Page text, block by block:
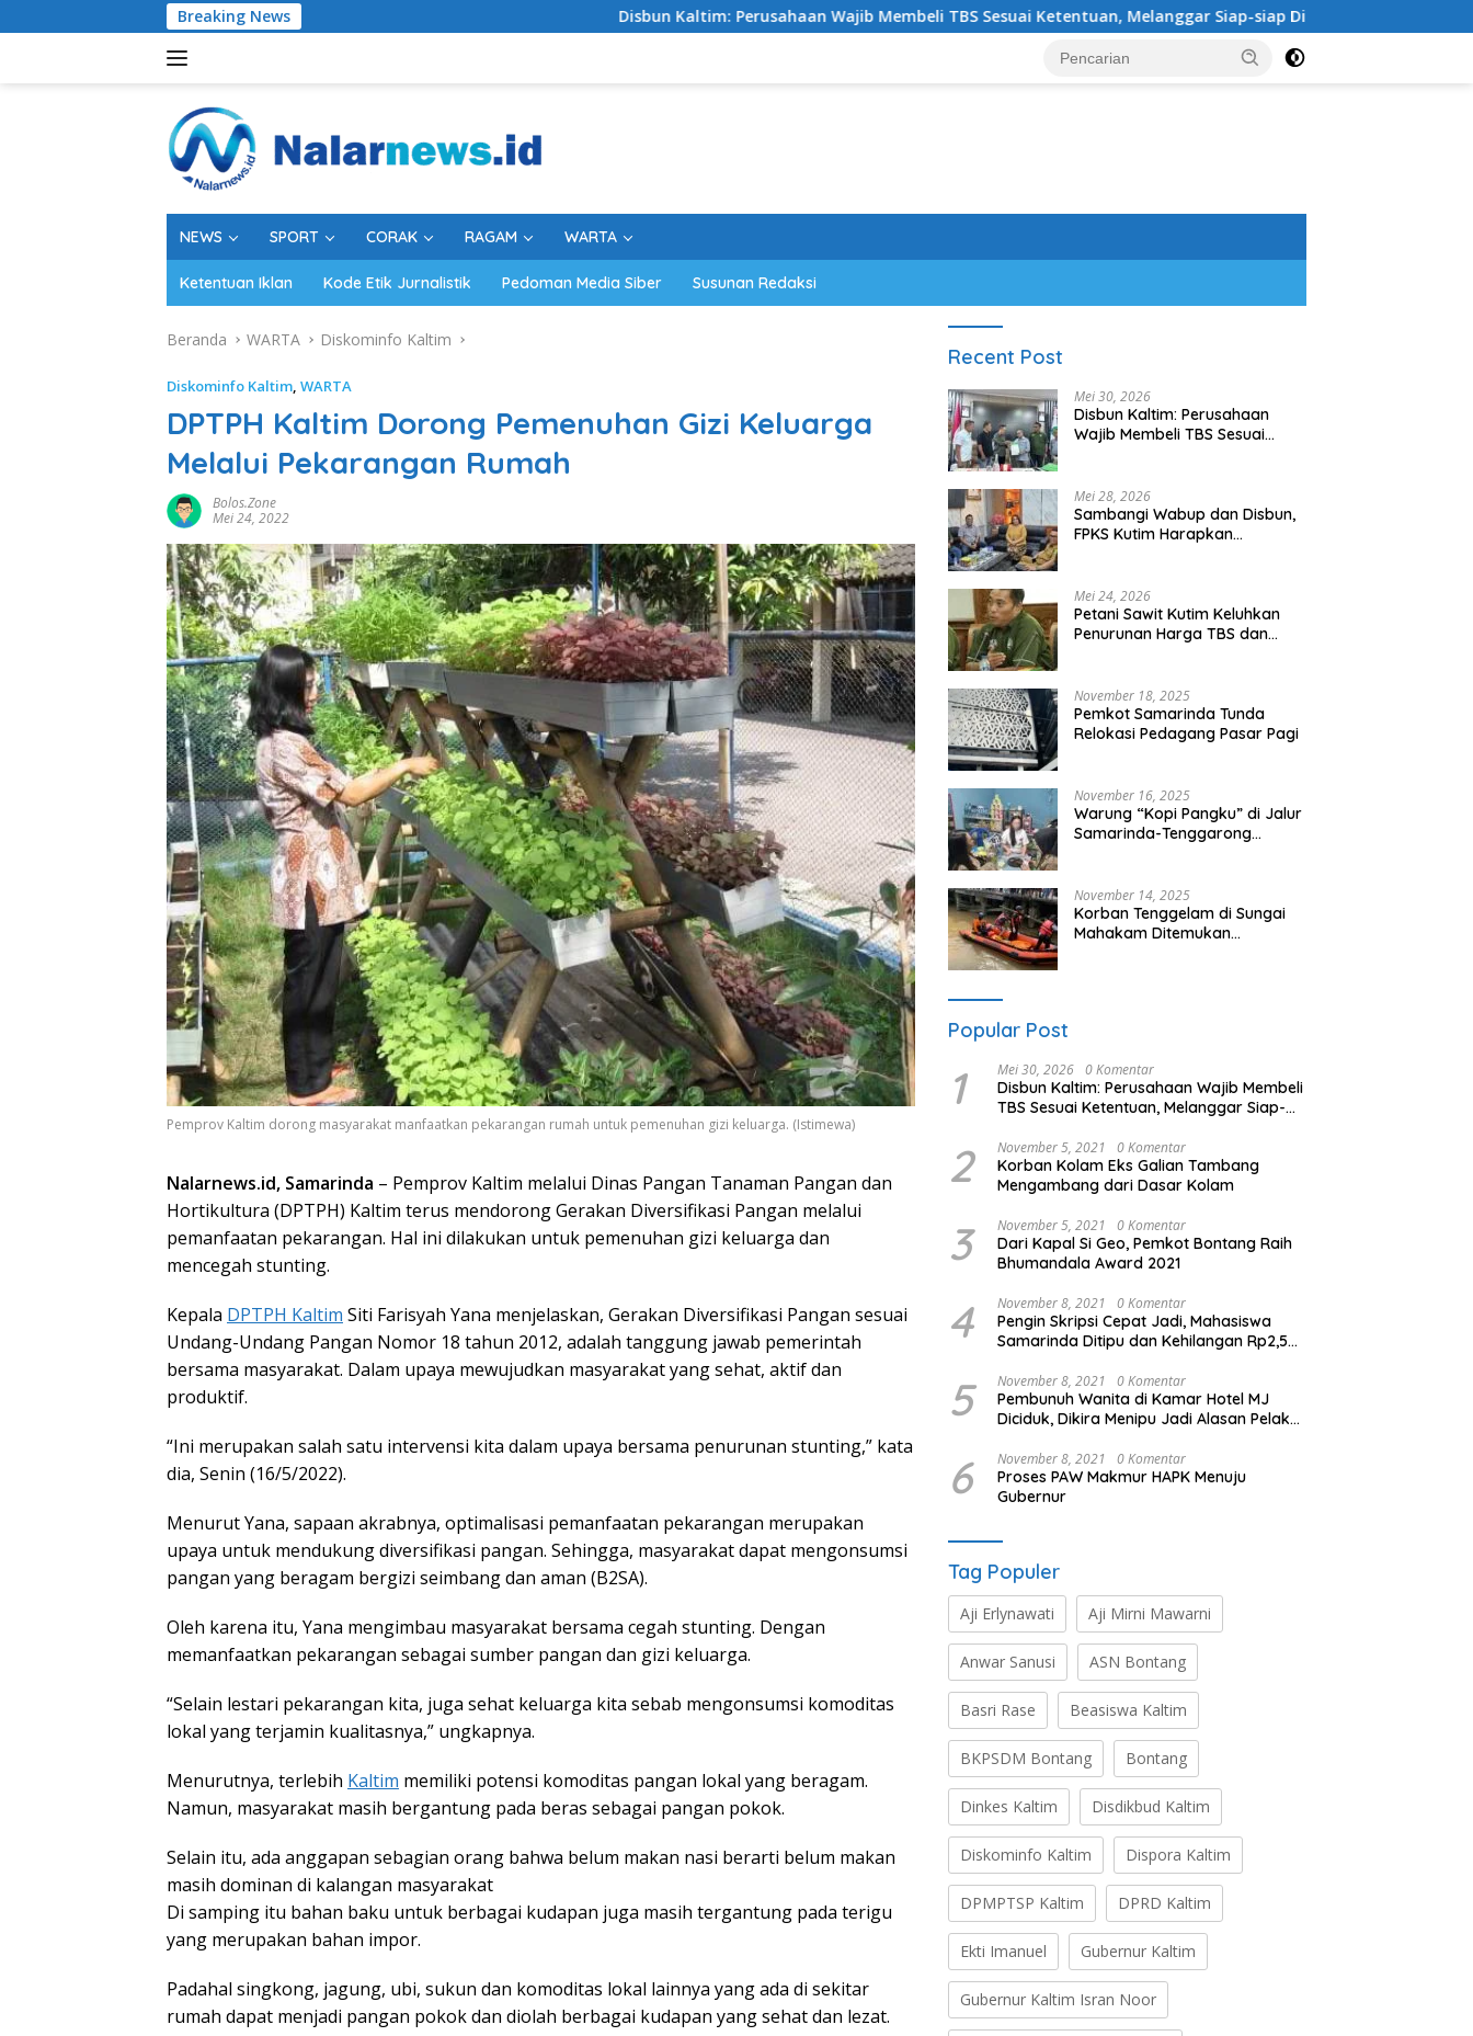
ke
Breaking News Disbun Kaltim: Perusahaan Wajib Membeli TBS Sesuai Ketentuan, Melanggar Siap-siap Dikenai Sanksi
NEWS SPORT CORAK RAGAM WARTA
Ketentuan Iklan Kode Etik Jurnalistik Pedoman Media Siber Susunan Redaksi
Beranda WARTA Diskominfo Kaltim
Diskominfo Kaltim, WARTA
DPTPH Kaltim Dorong Pemenuhan Gizi Keluarga
Melalui Pekarangan Rumah
Bolos.zone
Mei 24, 2022
Pemprov Kaltim dorong masyarakat manfaatkan pekarangan rumah untuk pemenuhan gizi keluarga. (Istimewa)
Nalarnews.id, Samarinda – Pemprov Kaltim melalui Dinas Pangan Tanaman Pangan dan
Hortikultura (DPTPH) Kaltim terus mendorong Gerakan Diversifikasi Pangan melalui
pemanfaatan pekarangan. Hal ini dilakukan untuk pemenuhan gizi keluarga dan
mencegah stunting.
Kepala DPTPH Kaltim Siti Farisyah Yana menjelaskan, Gerakan Diversifikasi Pangan sesuai
Undang-Undang Pangan Nomor 18 tahun 2012, adalah tanggung jawab pemerintah
bersama masyarakat. Dalam upaya mewujudkan masyarakat yang sehat, aktif dan
produktif.
“Ini merupakan salah satu intervensi kita dalam upaya bersama penurunan stunting,” kata
dia, Senin (16/5/2022).
Menurut Yana, sapaan akrabnya, optimalisasi pemanfaatan pekarangan merupakan
upaya untuk mendukung diversifikasi pangan. Sehingga, masyarakat dapat mengonsumsi
pangan yang beragam bergizi seimbang dan aman (B2SA).
Oleh karena itu, Yana mengimbau masyarakat bersama cegah stunting. Dengan
memanfaatkan pekarangan sebagai sumber pangan dan gizi keluarga.
“Selain lestari pekarangan kita, juga sehat keluarga kita sebab mengonsumsi komoditas
lokal yang terjamin kualitasnya,” ungkapnya.
Menurutnya, terlebih Kaltim memiliki potensi komoditas pangan lokal yang beragam.
Namun, masyarakat masih bergantung pada beras sebagai pangan pokok.
Selain itu, ada anggapan sebagian orang bahwa belum makan nasi berarti belum makan
masih dominan di kalangan masyarakat
Di samping itu bahan baku untuk berbagai kudapan juga masih tergantung pada terigu
yang merupakan bahan impor.
Padahal singkong, jagung, ubi, sukun dan komoditas lokal lainnya yang ada di sekitar
rumah dapat menjadi pangan pokok dan diolah berbagai kudapan yang sehat dan lezat.
Recent Post
Mei 30, 2026
Disbun Kaltim: Perusahaan
Wajib Membeli TBS Sesuai
Mei 28, 2026
Sambangi Wabup dan Disbun,
FPKS Kutim Harapkan
Mei 24, 2026
Petani Sawit Kutim Keluhkan
Penurunan Harga TBS dan
November 18, 2025
Pemkot Samarinda Tunda
Relokasi Pedagang Pasar Pagi
November 16, 2025
Warung “Kopi Pangku” di Jalur
Samarinda-Tenggarong
November 14, 2025
Korban Tenggelam di Sungai
Mahakam Ditemukan
Popular Post
1 Mei 30, 2026 0 Komentar
Disbun Kaltim: Perusahaan Wajib Membeli
TBS Sesuai Ketentuan, Melanggar Siap-
2 November 5, 2021 0 Komentar
Korban Kolam Eks Galian Tambang
Mengambang dari Dasar Kolam
3 November 5, 2021 0 Komentar
Dari Kapal Si Geo, Pemkot Bontang Raih
Bhumandala Award 2021
4 November 8, 2021 0 Komentar
Pengin Skripsi Cepat Jadi, Mahasiswa
Samarinda Ditipu dan Kehilangan Rp2,5
5 November 8, 2021 0 Komentar
Pembunuh Wanita di Kamar Hotel MJ
Diciduk, Dikira Menipu Jadi Alasan Pelaku
6 November 8, 2021 0 Komentar
Proses PAW Makmur HAPK Menuju
Gubernur
Tag Populer
Aji Erlynawati Aji Mirni Mawarni
Anwar Sanusi ASN Bontang
Basri Rase Beasiswa Kaltim
BKPSDM Bontang Bontang
Dinkes Kaltim Disdikbud Kaltim
Diskominfo Kaltim Dispora Kaltim
DPMPTSP Kaltim DPRD Kaltim
Ekti Imanuel Gubernur Kaltim
Gubernur Kaltim Isran Noor